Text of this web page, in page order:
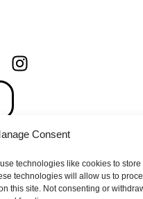
Consent
technologies like cookies to
technologies will allow us to
this site. Not consenting or